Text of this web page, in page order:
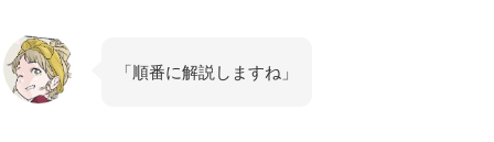
「順番に解説しますね」